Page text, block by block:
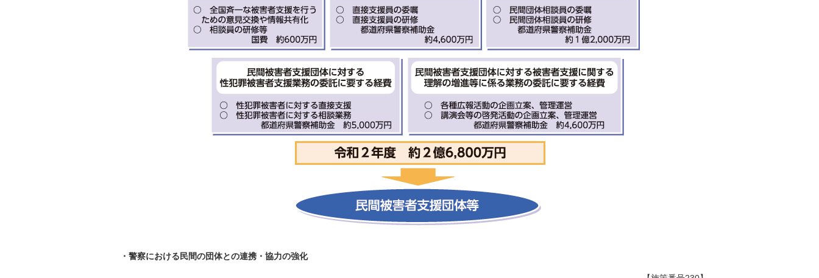
・警察における民間の団体との連携・協力の強化